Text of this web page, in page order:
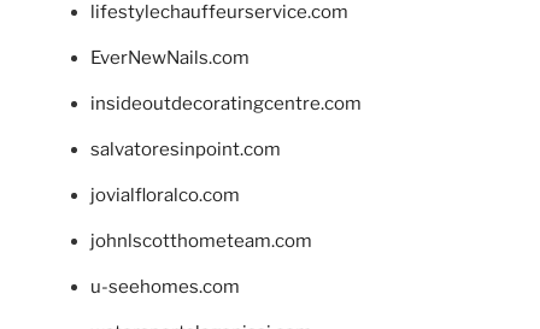
lifestylechauffeurservice.com
EverNewNails.com
insideoutdecoratingcentre.com
salvatoresinpoint.com
jovialfloralco.com
johnlscotthometeam.com
u-seehomes.com